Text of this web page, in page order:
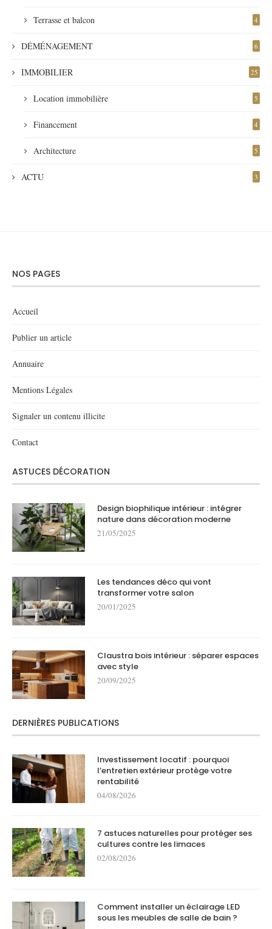
Terrasse et balcon 4
DÉMÉNAGEMENT 6
IMMOBILIER 25
Location immobilière 5
Financement 4
Architecture 5
ACTU 3
NOS PAGES
Accueil
Publier un article
Annuaire
Mentions Légales
Signaler un contenu illicite
Contact
ASTUCES DÉCORATION
Design biophilique intérieur : intégrer
nature dans décoration moderne
21/05/2025
Les tendances déco qui vont
transformer votre salon
20/01/2025
Claustra bois intérieur : séparer espaces
avec style
20/09/2025
DERNIÈRES PUBLICATIONS
Investissement locatif : pourquoi
l’entretien extérieur protège votre
rentabilité
04/08/2026
7 astuces naturelles pour protéger ses
cultures contre les limaces
02/08/2026
Comment installer un éclairage LED
sous les meubles de salle de bain ?